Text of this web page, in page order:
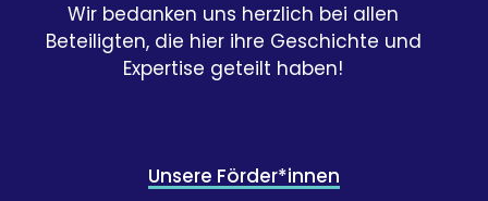
Wir bedanken uns herzlich bei allen
Beteiligten, die hier ihre Geschichte und
Expertise geteilt haben!
Unsere Förder*innen